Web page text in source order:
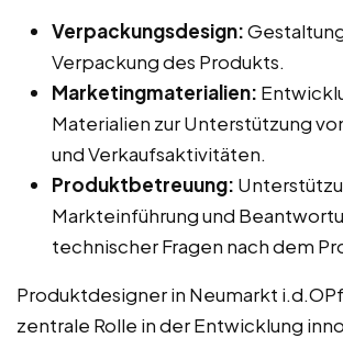
Verpackungsdesign:
Verpackung des Produkts.
Marketingmaterialien:
Materialien zur Unterstützung
und Verkaufsaktivitäten.
Produktbetreuung:
Markteinführung und
technischer Fragen nach dem
Produktdesigner in Neumarkt
zentrale Rolle in der Entwicklung